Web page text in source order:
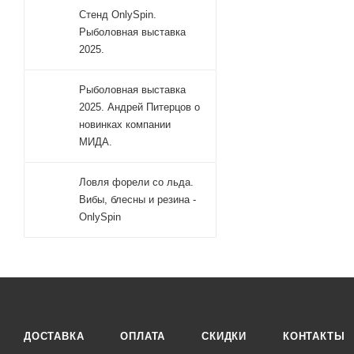
Стенд OnlySpin.
Рыболовная выставка
2025.
Рыболовная выставка
2025. Андрей Питерцов о
новинках компании
МИДА.
Ловля форели со льда.
Вибы, блесны и резина -
OnlySpin
ДОСТАВКА ОПЛАТА СКИДКИ КОНТАКТЫ